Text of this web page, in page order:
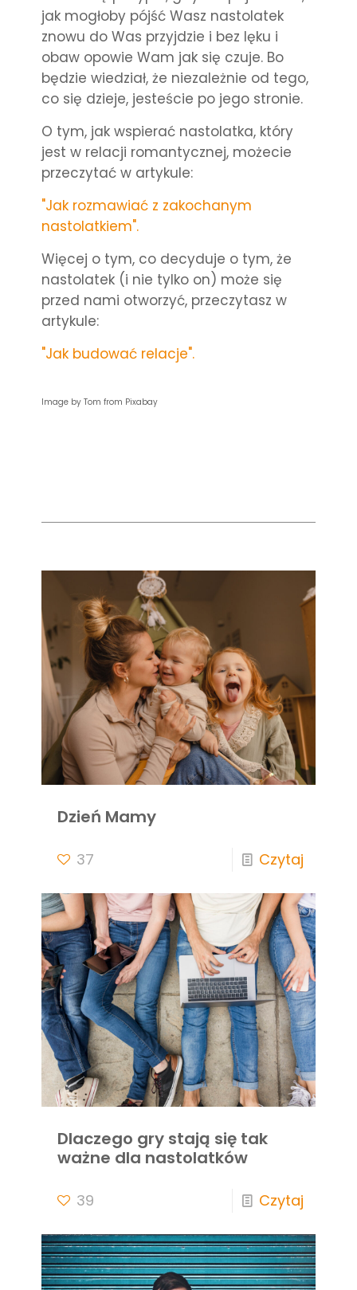
jak mogłoby pójść Wasz nastolatek
znowu do Was przyjdzie i bez lęku i
obaw opowie Wam jak się czuje. Bo
będzie wiedział, że niezależnie od tego,
co się dzieje, jesteście po jego stronie.
O tym, jak wspierać nastolatka, który
jest w relacji romantycznej, możecie
przeczytać w artykule:
"Jak rozmawiać z zakochanym
nastolatkiem".
Więcej o tym, co decyduje o tym, że
nastolatek (i nie tylko on) może się
przed nami otworzyć, przeczytasz w
artykule:
"Jak budować relacje".
Image by Tom from Pixabay
Dzień Mamy
37 Czytaj
Dlaczego gry stają się tak
ważne dla nastolatków
39 Czytaj